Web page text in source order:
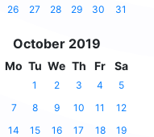
26 27 28 29 30 31
October 2019
Mo Tu We Th Fr Sa
1 2 3 4
5
7 8 9 10 11
12
14 15 16 17 18
19